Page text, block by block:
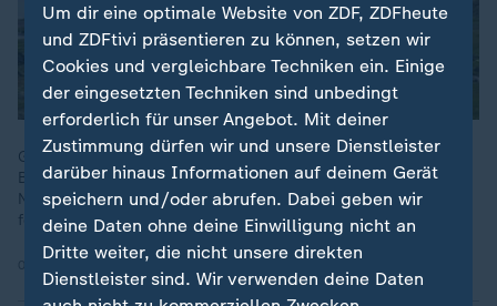
Grönland ist offen für Bergbau, wenn er den Gesetzen und
Bedürfnissen der Menschen entspricht und Rücksicht auf die
Natur nimmt. Ein Börsenunternehmen will seltene Erden
fördern.
02.07.2025 | 2:05 min
Um dir eine optimale Website von ZDF, ZDFheute
und ZDFtivi präsentieren zu können, setzen wir
Cookies und vergleichbare Techniken ein. Einige
der eingesetzten Techniken sind unbedingt
erforderlich für unser Angebot. Mit deiner
Zustimmung dürfen wir und unsere Dienstleister
darüber hinaus Informationen auf deinem Gerät
speichern und/oder abrufen. Dabei geben wir
deine Daten ohne deine Einwilligung nicht an
Dritte weiter, die nicht unsere direkten
Dienstleister sind. Wir verwenden deine Daten